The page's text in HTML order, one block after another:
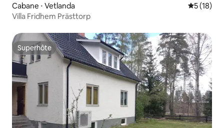
Cabane ⋅ Vetlanda
5 (18)
Villa Fridhem Prästtorp
Superhôte
Superhôte